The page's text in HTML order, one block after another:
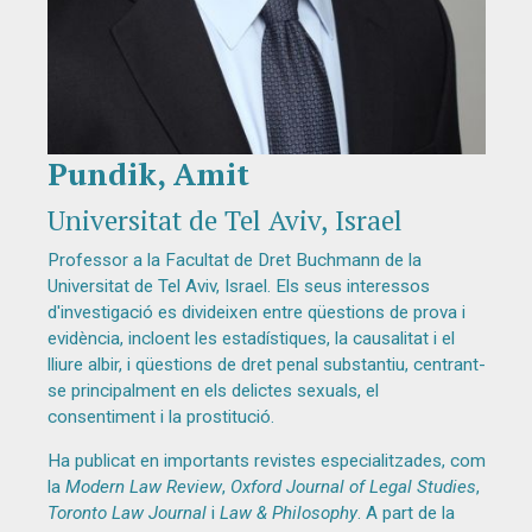
Diapositiva 1 de 1
Pundik, Amit
Universitat de Tel Aviv, Israel
Professor a la Facultat de Dret Buchmann de la
Universitat de Tel Aviv, Israel. Els seus interessos
d'investigació es divideixen entre qüestions de prova i
evidència, incloent les estadístiques, la causalitat i el
lliure albir, i qüestions de dret penal substantiu, centrant-
se principalment en els delictes sexuals, el
consentiment i la prostitució.
Ha publicat en importants revistes especialitzades, com
la Modern Law Review, Oxford Journal of Legal Studies,
Toronto Law Journali Law & Philosophy. A part de la